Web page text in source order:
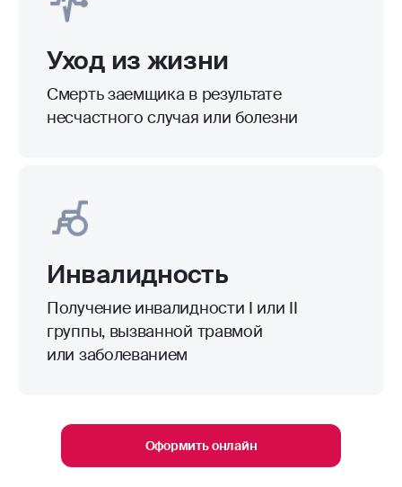
Уход из жизни
Смерть заемщика в результате
несчастного случая или болезни
Инвалидность
Получение инвалидности I или II
группы, вызванной травмой
или заболеванием
Оформить онлайн